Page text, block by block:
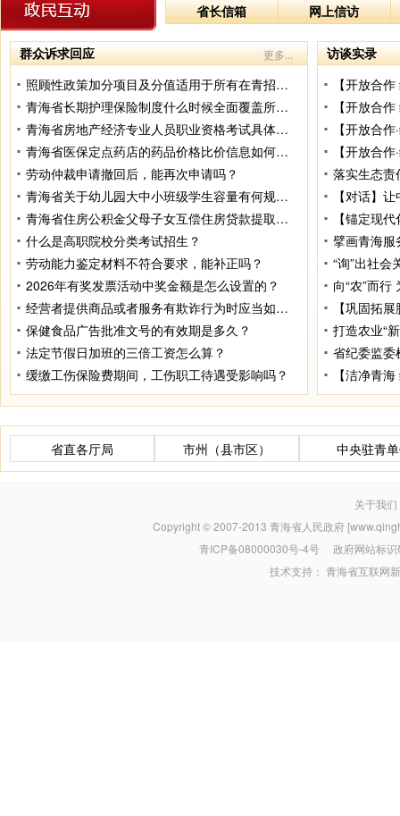
省长信箱 网上信访
群众诉求回应 更多...
照顾性政策加分项目及分值适用于所有在青招生计划吗？
青海省长期护理保险制度什么时候全面覆盖所有人群？
青海省房地产经济专业人员职业资格考试具体的报名入口、报名方式及流程是什么？
青海省医保定点药店的药品价格比价信息如何查询？
劳动仲裁申请撤回后，能再次申请吗？
青海省关于幼儿园大中小班级学生容量有何规定？
青海省住房公积金父母子女互偿住房贷款提取办理渠道？
什么是高职院校分类考试招生？
劳动能力鉴定材料不符合要求，能补正吗？
2026年有奖发票活动中奖金额是怎么设置的？
经营者提供商品或者服务有欺诈行为时应当如何赔偿？
保健食品广告批准文号的有效期是多久？
法定节假日加班的三倍工资怎么算？
缓缴工伤保险费期间，工伤职工待遇受影响吗？
访谈实录
【对话】
省直各厅局 市州（县市区） 中央驻青
关于我们
Copyright © 2007-2013 青海省人民政府
青ICP备08000030号-4号 政府网站标
技术支持：青海省互联网